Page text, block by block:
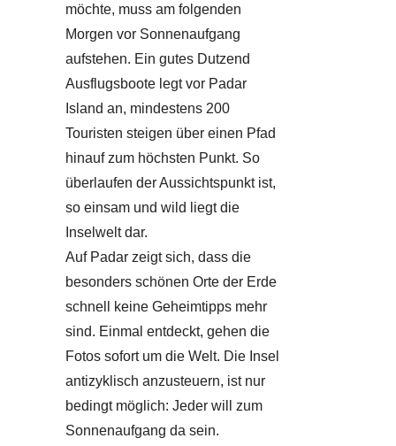
möchte, muss am folgenden
Morgen vor Sonnenaufgang
aufstehen. Ein gutes Dutzend
Ausflugsboote legt vor Padar
Island an, mindestens 200
Touristen steigen über einen Pfad
hinauf zum höchsten Punkt. So
überlaufen der Aussichtspunkt ist,
so einsam und wild liegt die
Inselwelt dar.
Auf Padar zeigt sich, dass die
besonders schönen Orte der Erde
schnell keine Geheimtipps mehr
sind. Einmal entdeckt, gehen die
Fotos sofort um die Welt. Die Insel
antizyklisch anzusteuern, ist nur
bedingt möglich: Jeder will zum
Sonnenaufgang da sein.